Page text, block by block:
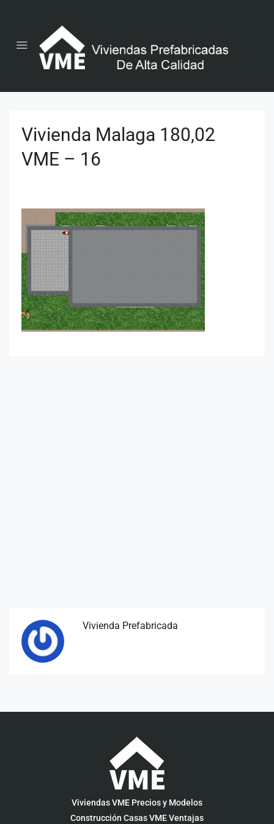
Vivienda Malaga 180,02
VME – 16
Vivienda Prefabricada
Viviendas VME Precios y Modelos
Construcción Casas VME Ventajas